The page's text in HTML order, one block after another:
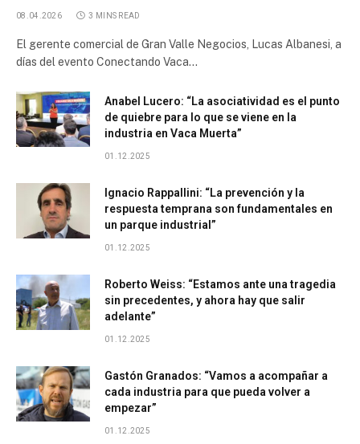
First Inner Trade Credit Corporation
Arquiza Trade Center
Parque Industrial Químico Petroquímico de la Provincia
de Neuquén
Parque Industrial Cañuelas
Parque Industrial Ruta 25
Bodega Sinco Logistica
Bodega Industrial
Centro de Distribución Colun San Bernardo
Parque Industrial de Garín
Parque Industrial Provincial Añelo
08.04.2026 3 MINS READ
El gerente comercial de Gran Valle Negocios, Lucas Albanesi, a
días del evento Conectando Vaca…
Anabel Lucero: “La asociatividad es el punto
de quiebre para lo que se viene en la
industria en Vaca Muerta”
01.12.2025
Ignacio Rappallini: “La prevención y la
respuesta temprana son fundamentales en
un parque industrial”
01.12.2025
Roberto Weiss: “Estamos ante una tragedia
sin precedentes, y ahora hay que salir
adelante”
01.12.2025
Gastón Granados: “Vamos a acompañar a
cada industria para que pueda volver a
empezar”
01.12.2025